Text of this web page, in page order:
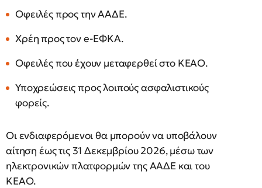
Οφειλές προς την ΑΑΔΕ.
Χρέη προς τον e-ΕΦΚΑ.
Οφειλές που έχουν μεταφερθεί στο ΚΕΑΟ.
Υποχρεώσεις προς λοιπούς ασφαλιστικούς
φορείς.
Οι ενδιαφερόμενοι θα μπορούν να υποβάλουν
αίτηση έως τις 31 Δεκεμβρίου 2026, μέσω των
ηλεκτρονικών πλατφορμών της ΑΑΔΕ και του
ΚΕΑΟ.